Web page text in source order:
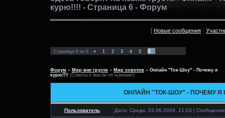
курю!!!! - Страница 6 - Форум
[ Новые сообщения ·
Страница 6 из 6 « 1 2 3 4 5 6
Форум » Мир вне грусти » Мир советов » Онлайн "Ток-Шоу" - Почему я
курю!!!! (Советы и мысли об курении!)
ОНЛАЙН "ТОК-ШОУ" - ПОЧЕМУ Я
Пользователь Дата: Среда, 03.06.2009, 21:03 |